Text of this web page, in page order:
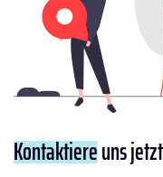
Kontaktiereuns